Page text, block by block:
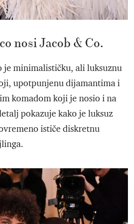
nosi Jacob & Co.
je minimalističku, ali luksuznu
upotpunjenu dijamantima i
komadom koji je nosio i na
pokazuje kako je luksuz
ističe diskretnu